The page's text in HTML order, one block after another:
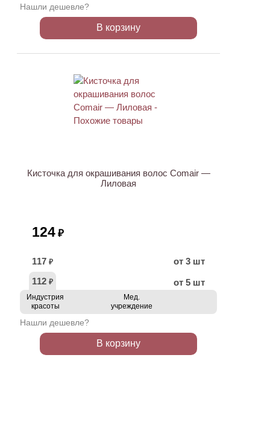
Нашли дешевле?
В корзину
Кисточка для окрашивания волос Comair —
Лиловая
124 ₽
117 ₽
от 3 шт
112 ₽ от 5 шт
Индустрия
красоты
Мед.
учреждение
Нашли дешевле?
В корзину